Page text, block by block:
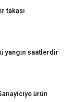
takası
yangın saatlerdir
ürün